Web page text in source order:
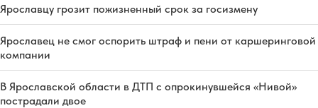
Ярославцу грозит пожизненный срок за госизмену
Ярославец не смог оспорить штраф и пени от каршеринговой
компании
В Ярославской области в ДТП с опрокинувшейся «Нивой»
пострадали двое